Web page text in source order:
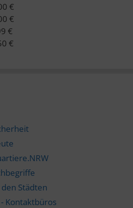
€
€
€
€
Städten
Kontaktbüros